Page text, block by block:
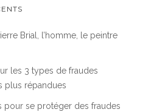
Brial, l’homme, le peintre
les 3 types de fraudes
plus répandues
pour se protéger des fraudes